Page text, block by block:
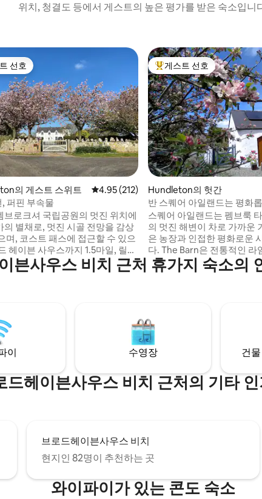
위치, 청결도 등에서 게스트의 높은 평가를 받은 숙소입니
기 491개
트 선호
선호
의 게스트 스위트 평점 4.95점(5점 만점), 후기 212개
4.95 (212)
퍼핀 부속물
브로크셔 국립공원의 멋진 위치에
의 별채로, 멋진 시골 전망을 감상
며, 코스트 패스에 접근할 수 있으
헤이븐 사우스까지 1.5마일, 릴리
지 1마일 거리에 있습니다. 차로
리에 바라펀들, 프레시워터 웨스
실 1개, 개방형 주방/거실 공간, 대
원, 시골 전망, 자전거/보드 보관,
.
상위 게스트 선호
게스트 선호
Hundleton의 헛간
반 스퀘어 아일랜드는 평화
친화적입니다.
스퀘어 아일랜드는 펨브룩
의 멋진 해변이 차로 가까운
은 농장과 인접한 평화로운
다. The Barn은 전통적인 라임 석고 벽과 업
사이클링 목재로 소박한 느
된 당나귀 마구간입니다. 안
12세 미만의 어린이는 허용되
당일 예약을 수락할 수 있을
의하시려면 메시지를 보내
븐사우스 비치 근처 휴가지 숙소의
이 수영장 건
드헤이븐사우스 비치 근처의 기타
브로드헤이븐사우스 비치
현지인 82명이 추천하는 곳
와이파이가 있는 콘도 숙소